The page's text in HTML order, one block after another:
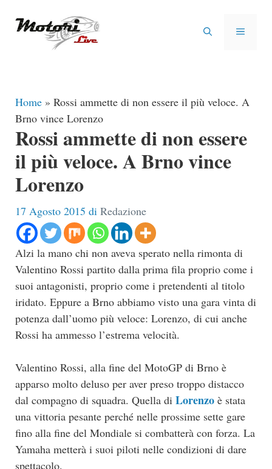
MENU
Home » Rossi ammette di non essere il più veloce. A
Brno vince Lorenzo
Rossi ammette di non essere
il più veloce. A Brno vince
Lorenzo
17 Agosto 2015 di Redazione
Alzi la mano chi non aveva sperato nella rimonta di
Valentino Rossi partito dalla prima fila proprio come i
suoi antagonisti, proprio come i pretendenti al titolo
iridato. Eppure a Brno abbiamo visto una gara vinta di
potenza dall’uomo più veloce: Lorenzo, di cui anche
Rossi ha ammesso l’estrema velocità.
Valentino Rossi, alla fine del MotoGP di Brno è
apparso molto deluso per aver preso troppo distacco
dal compagno di squadra. Quella di Lorenzo è stata
una vittoria pesante perché nelle prossime sette gare
fino alla fine del Mondiale si combatterà con forza. La
Yamaha metterà i suoi piloti nelle condizioni di dare
spettacolo.